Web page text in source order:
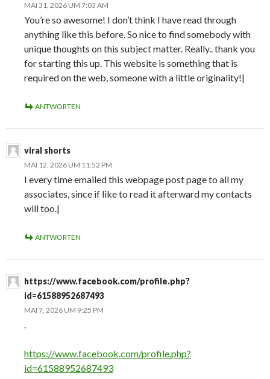
MAI 31, 2026 UM 7:03 AM
You’re so awesome! I don’t think I have read through
anything like this before. So nice to find somebody with
unique thoughts on this subject matter. Really.. thank you
for starting this up. This website is something that is
required on the web, someone with a little originality!|
ANTWORTEN
viral shorts
MAI 12, 2026 UM 11:52 PM
I every time emailed this webpage post page to all my
associates, since if like to read it afterward my contacts
will too.|
ANTWORTEN
https://www.facebook.com/profile.php?
id=61588952687493
MAI 7, 2026 UM 9:25 PM
.
https://www.facebook.com/profile.php?
id=61588952687493